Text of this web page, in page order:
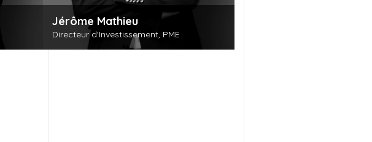
Jérôme Mathieu
Directeur d'Investissement, PME